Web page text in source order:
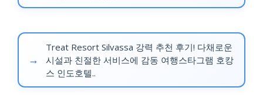
Treat Resort Silvassa 강력 추천 후기! 다채로운
시설과 친절한 서비스에 감동 여행스타그램 호캉
스 인도호텔..